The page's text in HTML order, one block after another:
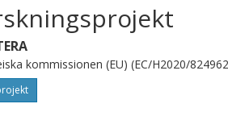
kommissionen (EU) (EC/H2020/